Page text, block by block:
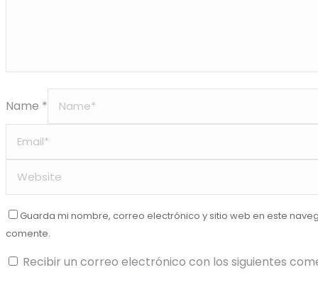
Name *
Guarda mi nombre, correo electrónico y sitio web en este
comente.
Recibir un correo electrónico con los siguientes